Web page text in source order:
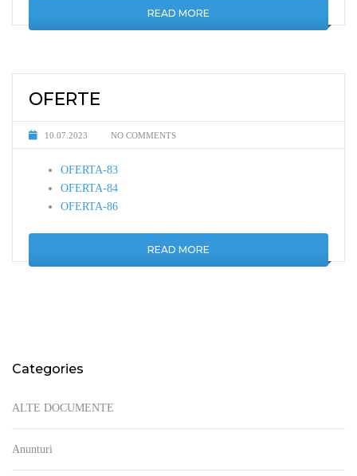
READ MORE
OFERTE
10.07.2023 NO COMMENTS
OFERTA-83
OFERTA-84
OFERTA-86
READ MORE
Categories
ALTE DOCUMENTE
Anunturi